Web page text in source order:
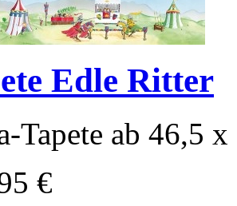
Edle Ritter
Tapete ab 46,5
€